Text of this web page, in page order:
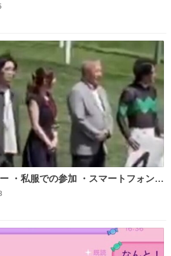
、大体こんな感じで浸け置きした後
ンで
から握手を求める行為 ・シャツをズ
装 ・ボディーバッグの着用 私も口
シ